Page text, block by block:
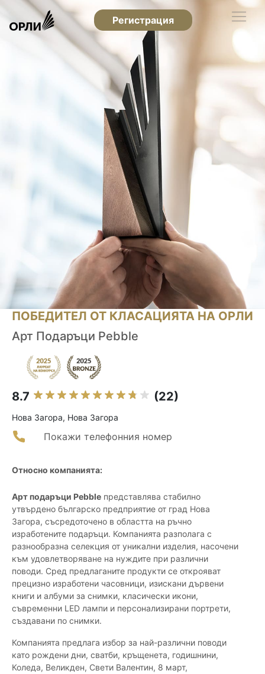
Регистрация
ПОБЕДИТЕЛ ОТ КЛАСАЦИЯТА НА ОРЛИ
Арт Подаръци Pebble
8.7 (22)
Нова Загора, Нова Загора
Покажи телефонния номер
Относно компанията:
Арт подаръци Pebble представлява стабилно
утвърдено българско предприятие от град Нова
Загора, съсредоточено в областта на ръчно
изработените подаръци. Компанията разполага с
разнообразна селекция от уникални изделия, насочени
към удовлетворяване на нуждите при различни
поводи. Сред предлаганите продукти се открояват
прецизно изработени часовници, изискани дървени
книги и албуми за снимки, класически икони,
съвременни LED лампи и персонализирани портрети,
създавани по снимки.
Компанията предлага избор за най-различни поводи
като рождени дни, сватби, кръщенета, годишнини,
Коледа, Великден, Свети Валентин, 8 март,